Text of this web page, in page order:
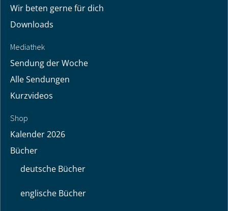
Wir beten gerne für dich
Downloads
Mediathek
Sendung der Woche
Alle Sendungen
Kurzvideos
Shop
Kalender 2026
Bücher
deutsche Bücher
englische Bücher